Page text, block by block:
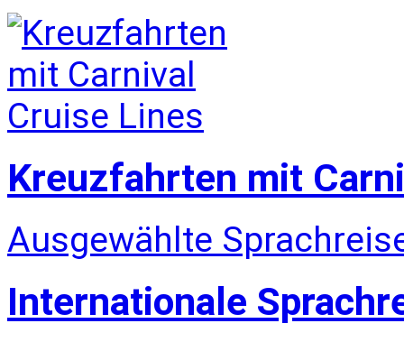
Kreuzfahrten mit
Ausgewählte
Internationale